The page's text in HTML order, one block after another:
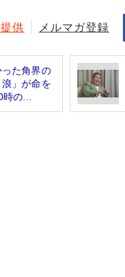
供 メルマガ登録
った角界の
」が命を
の...